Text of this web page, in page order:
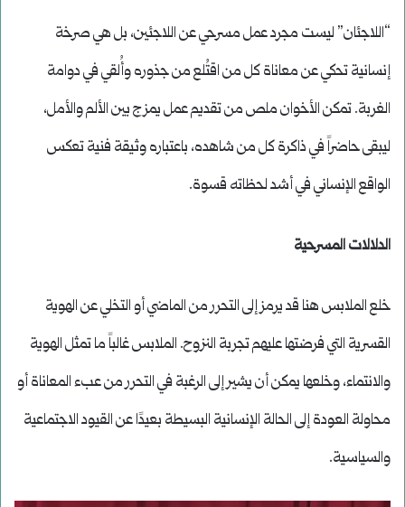
“اللاجئان” ليست مجرد عمل مسرحي عن اللاجئين، بل هي صرخة
إنسانية تحكي عن معاناة كل من اقتُلع من جذوره وأُلقي في دوامة
الغربة. تمكن الأخوان ملص من تقديم عمل يمزج بين الألم والأمل،
ليبقى حاضراً في ذاكرة كل من شاهده، باعتباره وثيقة فنية تعكس
الواقع الإنساني في أشد لحظاته قسوة.
الدلالات المسرحية
خلع الملابس هنا قد يرمز إلى التحرر من الماضي أو التخلي عن الهوية
القسرية التي فرضتها عليهم تجربة النزوح. الملابس غالباً ما تمثل الهوية
والانتماء، وخلعها يمكن أن يشير إلى الرغبة في التحرر من عبء المعاناة أو
محاولة العودة إلى الحالة الإنسانية البسيطة بعيدًا عن القيود الاجتماعية
والسياسية.